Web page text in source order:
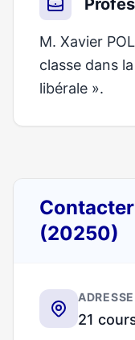
M. Xavier
classe dans
libérale ».
(20250)
ADRESSE
21